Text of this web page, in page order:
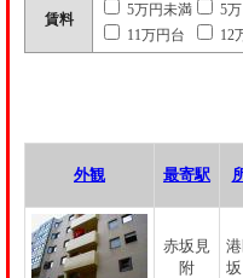
賃料
5万円未満
5
11万円台
12
外観 最寄駅
赤坂見
附